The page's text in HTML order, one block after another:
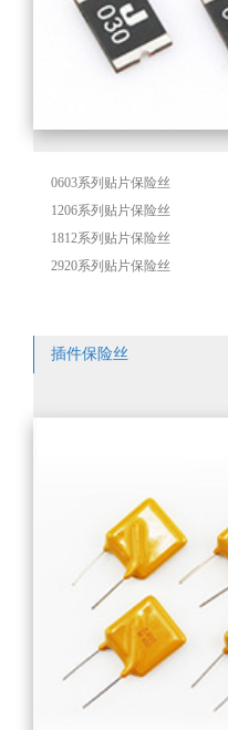
0603系列贴片保险丝
1206系列贴片保险丝
1812系列贴片保险丝
2920系列贴片保险丝
插件保险丝